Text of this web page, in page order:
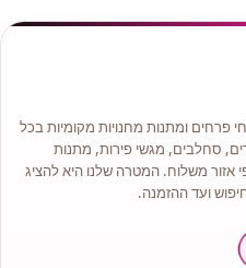
פרחים ומתנות מחנויות מקומיות בכל
סחלבים, מגשי פירות, מתנות
אזור משלוח. המטרה שלנו היא להציג
ועד ההזמנה.